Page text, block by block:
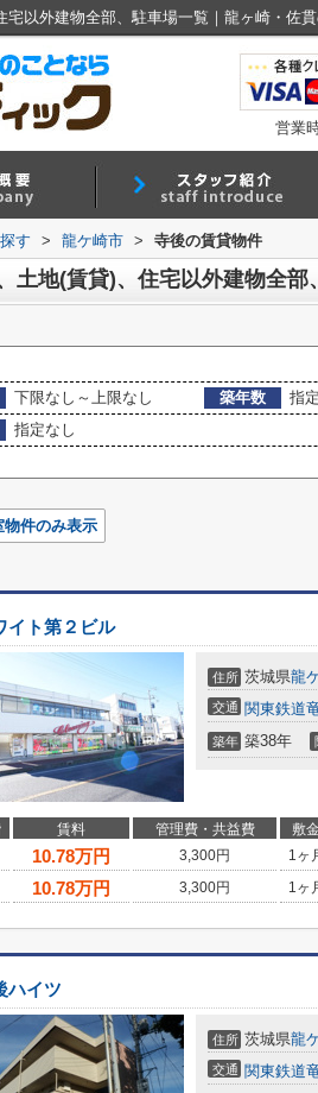
営業
す > 龍ケ崎市 > 寺後の賃貸物件
土地(賃貸)、住宅以外建物全部
下限なし～上限なし 築年数
指
指定なし
物件のみ表示
イト第２ビル
住所 茨城県龍
交通 関東鉄道
築年 築38年
賃料 管理費・共益費 敷金
10.78万円 3,300円 1ヶ
10.78万円 3,300円 1ヶ
ハイツ
住所 茨城県龍
交通 関東鉄道